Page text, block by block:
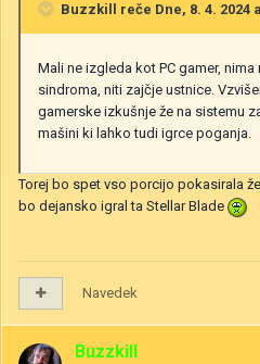
Buzzkill reče Dne, 8. 4. 2024
Mali ne izgleda kot PC gamer,
sindroma, niti zajčje ustnice.
gamerske izkušnje že na sistemu
mašini ki lahko tudi igrce poganja.
Torej bo spet vso porcijo pokasirala
bo dejansko igral ta Stellar Blade
Navedek
Buzzkill